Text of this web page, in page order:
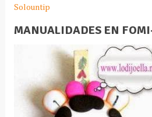
Solountip
MANUALIDADES EN